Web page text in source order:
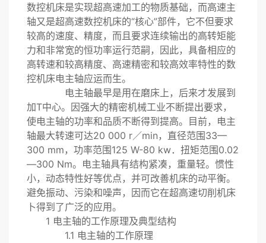
数控机床是实现超高速加工的物质基础，而高速主
轴又是超高速数控机床的“核心”部件，它不但要求
较高的速度、精度，而且要求连续输出的高转矩能
力和非常宽的恒功率运行范嗣，因此，具备相应的
高转速和较高精度、高速精密和较高效率特性的数
控机床电主轴应运而生。
电主轴最早是用在磨床上，后来才发展到
加T中心。因强大的精密机械工业不断提出要求，
使电主轴的功率和品质不断得到提高。目前，电主
轴最大转速可达20 000 r／min，直径范围33—
300 mm，功率范围125 W-80 kw．扭矩范围0.02
—300 Nm。电主轴具有结构紧凑，重量轻。惯性
小，动态特性好等优点，并可改善机床的动平衡。
避免振动、污染和噪声，因而它在超高速切削机床
卜得到了广泛的应用。
1 电主轴的工作原理及典型结构
1.1 电主轴的工作原理